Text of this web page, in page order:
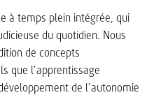
à temps plein intégrée, qui
du quotidien. Nous
de concepts
que l’apprentissage
de l’autonomie